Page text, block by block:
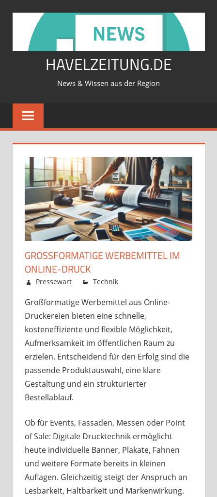
springen
HAVELZEITUNG.DE
News & Wissen aus der Region
GROSSFORMATIGE WERBEMITTEL IM O
NLINE-DRUCK
Januar 29, 2026
Pressewart Technik
Großformatige
im
Online-
Druck
Großformatige Werbemittel aus Online-
Druckereien bieten eine schnelle,
kosteneffiziente und flexible Möglichkeit,
Aufmerksamkeit im öffentlichen Raum zu
erzielen. Entscheidend für den Erfolg sind die
passende Produktauswahl, eine klare
Gestaltung und ein strukturierter
Bestellablauf.
Ob für Events, Fassaden, Messen oder Point
of Sale: Digitale Drucktechnik ermöglicht
heute individuelle Banner, Plakate, Fahnen
und weitere Formate bereits in kleinen
Auflagen. Gleichzeitig steigt der Anspruch an
Lesbarkeit, Haltbarkeit und Markenwirkung.